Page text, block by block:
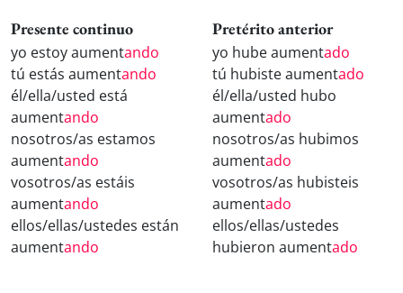
Presente continuo
yo estoy aumentando
tú estás aumentando
él/ella/usted está
aumentando
nosotros/as estamos
aumentando
vosotros/as estáis
aumentando
ellos/ellas/ustedes están
aumentando
Pretérito anterior
yo hube aumentado
tú hubiste aumentado
él/ella/usted hubo
aumentado
nosotros/as hubimos
aumentado
vosotros/as hubisteis
aumentado
ellos/ellas/ustedes
hubieron aumentado